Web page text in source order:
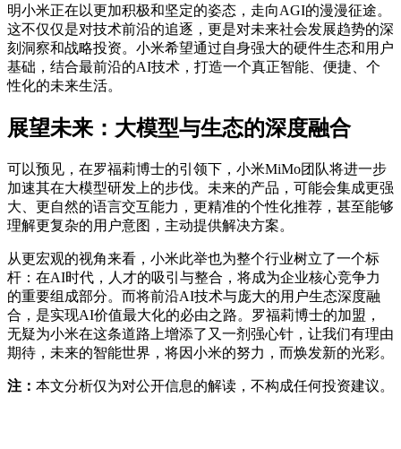
明小米正在以更加积极和坚定的姿态，走向AGI的漫漫征途。
这不仅仅是对技术前沿的追逐，更是对未来社会发展趋势的深
刻洞察和战略投资。小米希望通过自身强大的硬件生态和用户
基础，结合最前沿的AI技术，打造一个真正智能、便捷、个
性化的未来生活。
展望未来：大模型与生态的深度融合
可以预见，在罗福莉博士的引领下，小米MiMo团队将进一步
加速其在大模型研发上的步伐。未来的产品，可能会集成更强
大、更自然的语言交互能力，更精准的个性化推荐，甚至能够
理解更复杂的用户意图，主动提供解决方案。
从更宏观的视角来看，小米此举也为整个行业树立了一个标
杆：在AI时代，人才的吸引与整合，将成为企业核心竞争力
的重要组成部分。而将前沿AI技术与庞大的用户生态深度融
合，是实现AI价值最大化的必由之路。罗福莉博士的加盟，
无疑为小米在这条道路上增添了又一剂强心针，让我们有理由
期待，未来的智能世界，将因小米的努力，而焕发新的光彩。
注： 本文分析仅为对公开信息的解读，不构成任何投资建议。